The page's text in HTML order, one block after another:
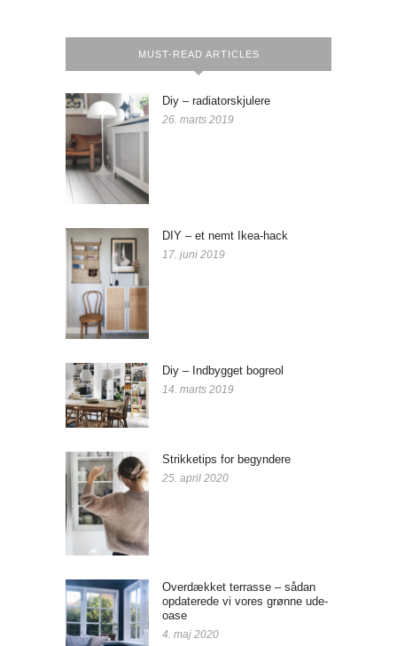
MUST-READ ARTICLES
Diy – radiatorskjulere
26. marts 2019
DIY – et nemt Ikea-hack
17. juni 2019
Diy – Indbygget bogreol
14. marts 2019
Strikketips for begyndere
25. april 2020
Overdækket terrasse – sådan
opdaterede vi vores grønne ude-
oase
4. maj 2020